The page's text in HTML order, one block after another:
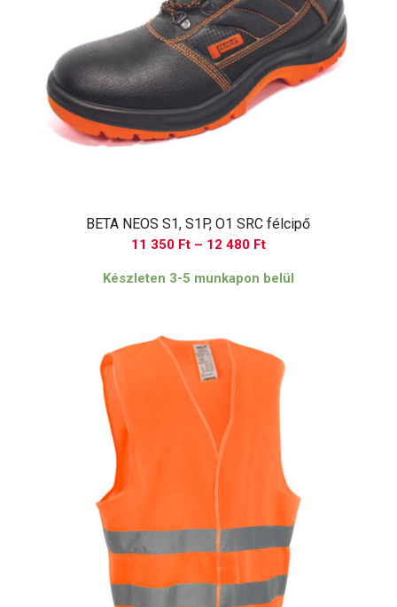
BETA NEOS S1, S1P, O1 SRC félcipő
11 350 Ft – 12 480 FtÁrtartomány:
350 Ft
480 Ft
Készleten 3-5 munkapon belül